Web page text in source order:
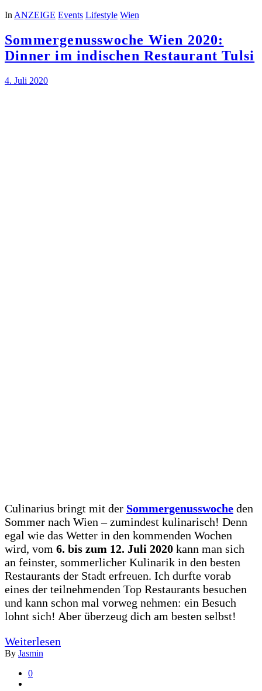
In ANZEIGE Events Lifestyle Wien
Sommergenusswoche Wien 2020:
Dinner im indischen Restaurant Tulsi
4. Juli 2020
Culinarius bringt mit der Sommergenusswoche den
Sommer nach Wien – zumindest kulinarisch! Denn
egal wie das Wetter in den kommenden Wochen
wird, vom 6. bis zum 12. Juli 2020 kann man sich
an feinster, sommerlicher Kulinarik in den besten
Restaurants der Stadt erfreuen. Ich durfte vorab
eines der teilnehmenden Top Restaurants besuchen
und kann schon mal vorweg nehmen: ein Besuch
lohnt sich! Aber überzeug dich am besten selbst!
Weiterlesen
By Jasmin
0